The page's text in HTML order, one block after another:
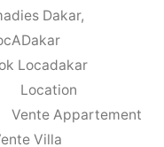
Dakar,
Locadakar
Location
Vente Appartement
Villa